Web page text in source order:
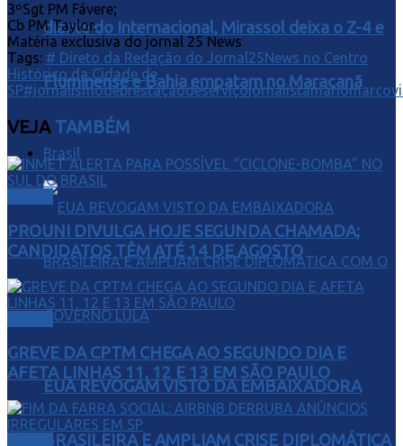
diante do Internacional, Mirassol deixa o Z-4 e
Fluminense e Bahia empatam no Maracanã
Brasil
EUA REVOGAM VISTO DA EMBAIXADORA
BRASILEIRA E AMPLIAM CRISE DIPLOMÁTICA
3ºSgt PM Fávere;
Cb PM Taylor.
Matéria exclusiva do jornal 25 News
Tags: # Direto da Redação do Jornal25News no Centro
Histórico da Cidade de
SP#jornalismodeprestaçãodeserviço
VEJATAMBÉM
PROUNI DIVULGA HOJE SEGUNDA CHAMADA;
CANDIDATOS TÊM ATÉ 14 DE AGOSTO
GREVE DA CPTM CHEGA AO SEGUNDO DIA E
AFETA LINHAS 11, 12 E 13 EM SÃO PAULO